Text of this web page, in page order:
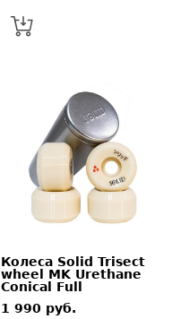
Колеса Solid Trisect
wheel MK Urethane
Conical Full
1 990 pуб.